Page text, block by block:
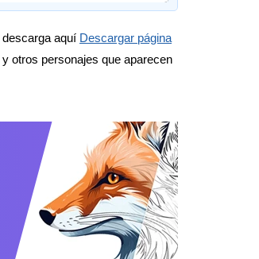
aquí Descargar página
otros personajes que aparecen